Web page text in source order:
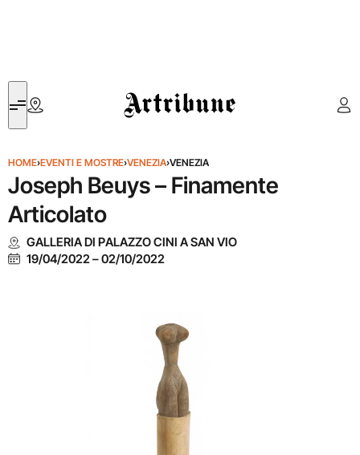
Artribune
HOME›EVENTI E MOSTRE›VENEZIA›VENEZIA
Joseph Beuys – Finamente
Articolato
GALLERIA DI PALAZZO CINI A SAN VIO
19/04/2022–02/10/2022